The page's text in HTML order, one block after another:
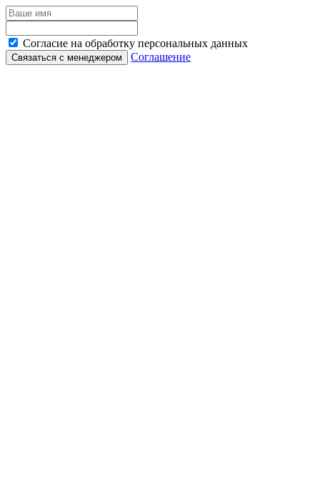
Согласие на обработку персональных данных
Соглашение